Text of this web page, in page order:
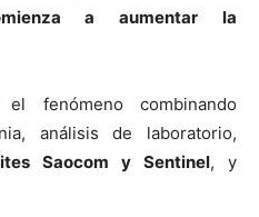
a aumentar la
fenómeno combinando
análisis de laboratorio,
Saocom y Sentinel, y